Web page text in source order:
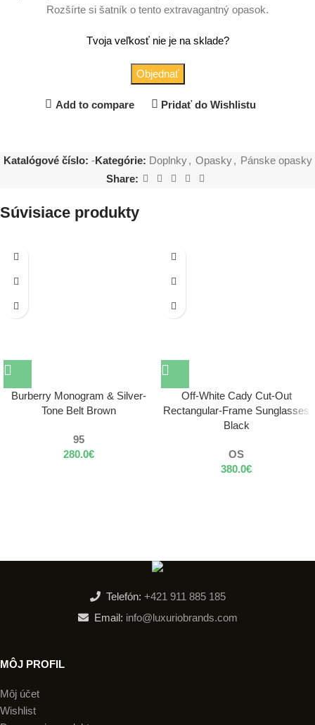
Rozšírte si šatník o tento extravagantný opasok.
Tvoja veľkosť nie je na sklade?
Objednať
Add to compare Pridať do Wishlistu
Katalógové číslo: -Kategórie: Doplnky , Opasky , Pánske opasky
Share:
Súvisiace produkty
Burberry Monogram & Silver-
Tone Belt Brown
95
280.0€
Off-White Cady Cut-Out
Rectangular-Frame Sunglasses
Black
OS
380.0€
Telefón: +421 911 885 185
Email: info@luxuriobrands.com
MÔJ PROFIL
Môj účet
Wishlist